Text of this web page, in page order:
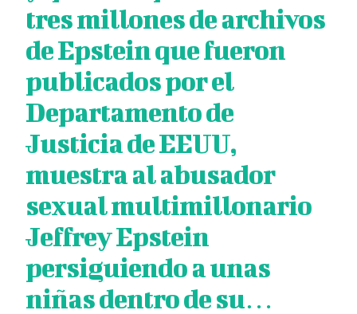
tres millones de archivos
de Epstein que fueron
publicados por el
Departamento de
Justicia de EEUU,
muestra al abusador
sexual multimillonario
Jeffrey Epstein
persiguiendo a unas
niñas dentro de su…